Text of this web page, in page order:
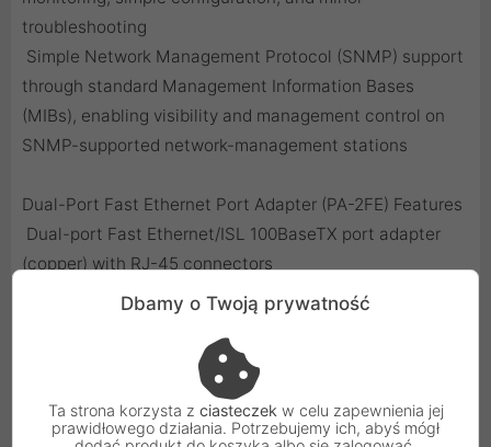
troubleshooting
 Simple Network Management Protocol (SNMP) support
through standard Management Information Bases
(MIBs), enabling visibility and management control on
SNMP-supported network-management stations
Dual-Port Fast Ethernet Port Adapter (PA-2FE) Features
 Dual-port Fast Ethernet/ISL 100BaseTX port adapter
(copper) with RJ-45 connectors
 Dual-port Fast Ethernet/ISL 100BaseFX port adapter
multimode 62.5/125-micron fiber cables
 PA-2FE-TX supports auto-negotiation between 10- and
100-Mbps
Dbamy o Twoją prywatność
Ta strona korzysta z ciasteczek w celu zapewnienia jej
prawidłowego działania. Potrzebujemy ich, abyś mógł